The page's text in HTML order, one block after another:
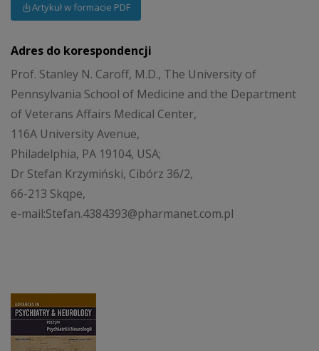
Artykuł w formacie PDF
Adres do korespondencji
Prof. Stanley N. Caroff, M.D., The University of
Pennsylvania School of Medicine and the Department
of Veterans Affairs Medical Center,
116A University Avenue,
Philadelphia, PA 19104, USA;
Dr Stefan Krzymiński, Cibórz 36/2,
66-213 Skqpe,
e-mail:Stefan.4384393@pharmanet.com.pl